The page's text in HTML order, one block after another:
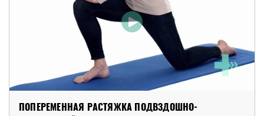
ПОПЕРЕМЕННАЯ РАСТЯЖКА ПОДВЗДОШНО-